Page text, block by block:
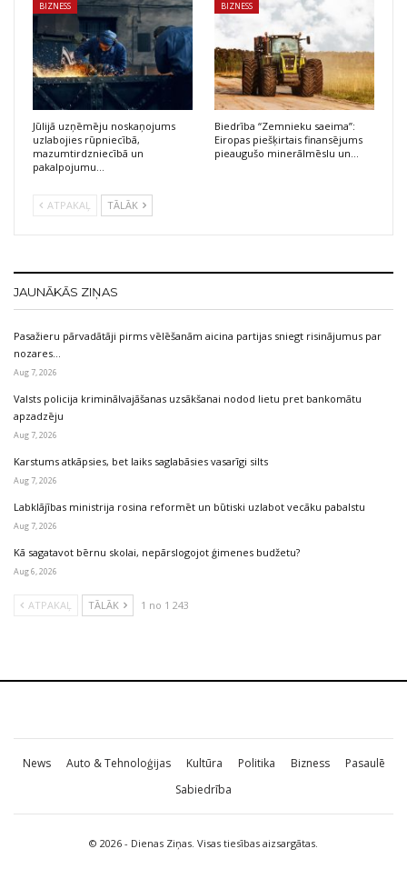
BIZNESS
Jūlijā uzņēmēju noskaņojums
uzlabojies rūpniecībā,
mazumtirdzniecībā un
pakalpojumu…
BIZNESS
Biedrība “Zemnieku saeima”:
Eiropas piešķirtais finansējums
pieaugušo minerālmēslu un…
ATPAKAĻ TĀLĀK
JAUNĀKĀS ZIŅAS
Pasažieru pārvadātāji pirms vēlēšanām aicina partijas sniegt risinājumus par
nozares…
Aug 7, 2026
Valsts policija kriminālvajāšanas uzsākšanai nodod lietu pret bankomātu
apzadzēju
Aug 7, 2026
Karstums atkāpsies, bet laiks saglabāsies vasarīgi silts
Aug 7, 2026
Labklājības ministrija rosina reformēt un būtiski uzlabot vecāku pabalstu
Aug 7, 2026
Kā sagatavot bērnu skolai, nepārslogojot ģimenes budžetu?
Aug 6, 2026
ATPAKAĻ TĀLĀK 1 no 1 243
News Auto & Tehnoloģijas Kultūra Politika Bizness
Pasaulē
Sabiedrība
© 2026 - Dienas Ziņas. Visas tiesības aizsargātas.